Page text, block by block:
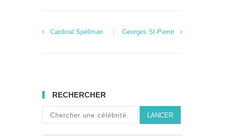
Cardinal Spellman Georges St-Pierre
RECHERCHER
LANCER